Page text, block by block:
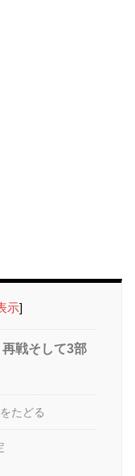
示]
再戦そして3部
たどる